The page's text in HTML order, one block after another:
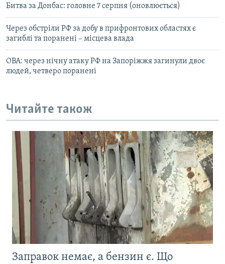
Битва за Донбас: головне 7 серпня (оновлюється)
Через обстріли РФ за добу в прифронтових областях є
загиблі та поранені – місцева влада
ОВА: через нічну атаку РФ на Запоріжжя загинули двоє
людей, четверо поранені
Читайте також
Заправок немає, а бензин є. Що